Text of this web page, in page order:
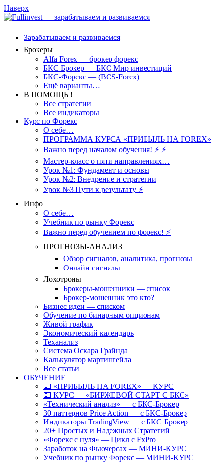
Наверх
Зарабатываем и развиваемся
Брокеры
Alfa Forex — брокер форекс
БКС Брокер — БКС Мир инвестиций
БКС-Форекс — (BCS-Forex)
Ещё варианты…
В ПОМОЩЬ !
Все стратегии
Все индикаторы
Курс по Форекс
О себе…
ПРОГРАММА КУРСА «ПРИБЫЛЬ НА FOREX»
Важно перед началом обучения! ⚡ ⚡
Мастер-класс о пяти направлениях…
Урок №1: Фундамент и основы
Урок №2: Внедрение и стратегии
Урок №3 Пути к результату ⚡️
Инфо
О себе…
Учебник по рынку Форекс
Важно перед обучением по форекс! ⚡
ПРОГНОЗЫ-АНАЛИЗ
Обзор сигналов, аналитика, прогнозы
Онлайн сигналы
Лохотроны
Брокеры-мошенники — список
Брокер-мошенник это кто?
Бизнес идеи — списком
Обучение по бинарным опционам
Живой график
Экономический календарь
Теханализ
Система Оскара Грайнда
Калькулятор мартингейла
Все статьи
ОБУЧЕНИЕ
💵 «ПРИБЫЛЬ НА FOREX» — КУРС
💵 КУРС — «БИРЖЕВОЙ СТАРТ С БКС»
«Технический анализ» — с БКС-Брокер
30 паттернов Price Action — с БКС-Брокер
Индикаторы TradingView — с БКС-Брокер
20+ Простых и Надежных Стратегий
«Форекс с нуля» — Цикл с FxPro
Заработок на Фьючерсах — МИНИ-КУРС
Учебник по рынку Форекс — МИНИ-КУРС